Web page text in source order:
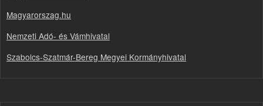
Magyarorszag.hu
Nemzeti Adó- és Vámhivatal
Szabolcs-Szatmár-Bereg Megyei Kormányhivatal